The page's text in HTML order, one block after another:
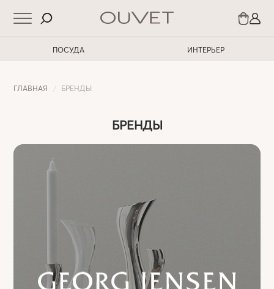
ПОСУДА ИНТЕРЬЕР
ГЛАВНАЯ БРЕНДЫ
БРЕНДЫ